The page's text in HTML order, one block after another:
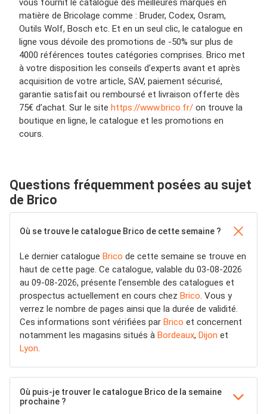
vous fournit le catalogue des meilleures marques en
matière de Bricolage comme : Bruder, Codex, Osram,
Outils Wolf, Bosch etc. Et en un seul clic, le catalogue en
ligne vous dévoile des promotions de -50% sur plus de
4000 références toutes catégories comprises. Brico met
à votre disposition les conseils d’experts avant et après
acquisition de votre article, SAV, paiement sécurisé,
garantie satisfait ou remboursé et livraison offerte dès
75€ d’achat. Sur le site https://www.brico.fr/ on trouve la
boutique en ligne, le catalogue et les promotions en
cours.
Questions fréquemment posées au sujet
de Brico
Où se trouve le catalogue Brico de cette semaine ?
Le dernier catalogue Brico de cette semaine se trouve en
haut de cette page. Ce catalogue, valable du 03-08-2026
au 09-08-2026, présente l’ensemble des catalogues et
prospectus actuellement en cours chez Brico. Vous y
verrez le nombre de pages ainsi que la durée de validité.
Ces informations sont vérifiées par Brico et concernent
notamment les magasins situés à Bordeaux, Dijon et
Lyon.
Où puis-je trouver le catalogue Brico de la semaine
prochaine ?